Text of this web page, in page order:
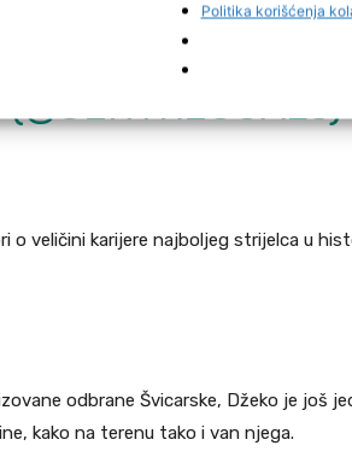
Politika korišćenja
1KQYIOOYNU
o veličini karijere najboljeg strijelca u
odbrane Švicarske, Džeko je još
kako na terenu tako i van njega.